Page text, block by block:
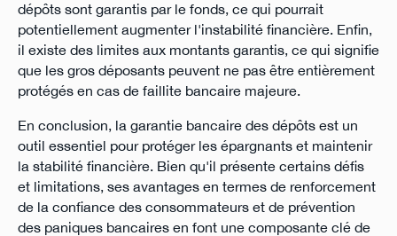
dépôts sont garantis par le fonds, ce qui pourrait
potentiellement augmenter l'instabilité financière. Enfin,
il existe des limites aux montants garantis, ce qui signifie
que les gros déposants peuvent ne pas être entièrement
protégés en cas de faillite bancaire majeure.
En conclusion, la garantie bancaire des dépôts est un
outil essentiel pour protéger les épargnants et maintenir
la stabilité financière. Bien qu'il présente certains défis
et limitations, ses avantages en termes de renforcement
de la confiance des consommateurs et de prévention
des paniques bancaires en font une composante clé de